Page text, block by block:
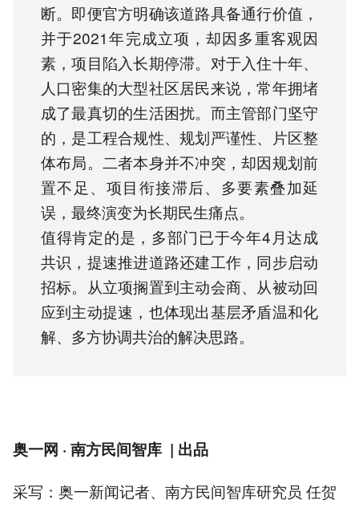
断。即便官方明确该道路具备通行价值，
并于2021年完成立项，却因多重客观因
素，项目陷入长期停滞。对于入住十年、
人口密集的大型社区居民来说，常年拥堵
成了最真切的生活困扰。而主管部门坚守
的，是工程合规性、规划严谨性、片区整
体布局。二者本身并不冲突，却因规划前
置不足、项目衔接滞后、多要素叠加延
误，最终演变为长期民生痛点。
值得肯定的是，多部门已于今年4月达成
共识，提速推进道路还建工作，同步启动
招标。从立项搁置到主动会商、从被动回
应到主动提速，也体现出基层矛盾温和化
解、多方协调共治的解决思路。
奥一网 · 南方民间智库 | 出品
采写：奥一新闻记者、南方民间智库研究员 任贺